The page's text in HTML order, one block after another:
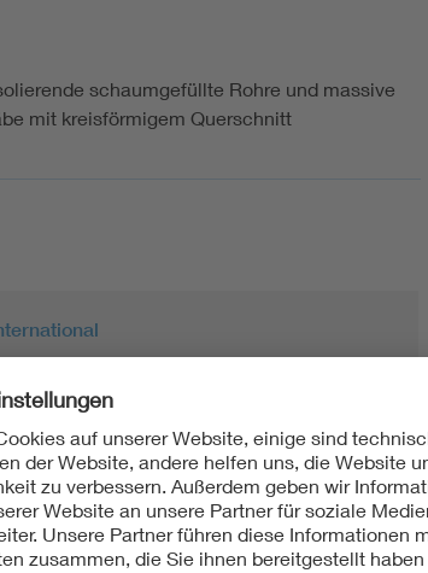
schaumgefüllte Rohre und massive
mit kreisförmigem Querschnitt
60855-1:2016-04
unserem DKE Newsletter sind Sie immer